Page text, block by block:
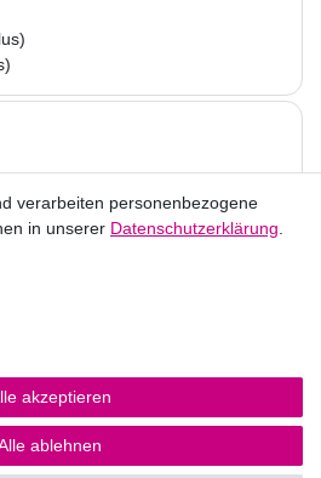
verarbeiten personenbezogene
in unserer Daten­schutz­erklärung
akzeptieren
ablehnen
Vertrag widerrufen
verarbeiten personenbezogene
in unserer Daten­schutz­erklärung
akzeptieren
ablehnen